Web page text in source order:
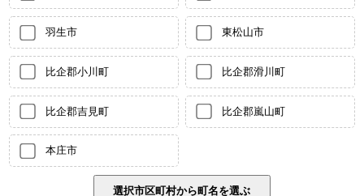
羽生市 東松山市
比企郡小川町 比企郡滑川町
比企郡吉見町 比企郡嵐山町
本庄市